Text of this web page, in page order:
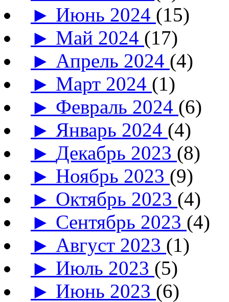
► Июнь 2024 (15)
► Май 2024 (17)
► Апрель 2024 (4)
► Март 2024 (1)
► Февраль 2024 (6)
► Январь 2024 (4)
►Декабрь 2023 (8)
► Ноябрь 2023 (9)
► Октябрь 2023 (4)
► Сентябрь 2023 (4)
► Август 2023 (1)
► Июль 2023 (5)
► Июнь 2023 (6)